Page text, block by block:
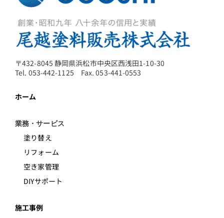
〒432-8045 静岡県浜松市中央区西浅田1-10-30
Tel. 053-442-1125 Fax. 053-441-0553
ホーム
業務・サービス
塗り替え
リフォーム
空き家管理
DIYサポート
施工事例